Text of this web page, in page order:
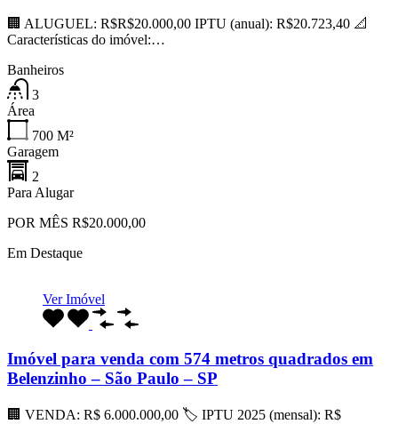
🏢 ALUGUEL: R$R$20.000,00 IPTU (anual): R$20.723,40 📐
Características do imóvel:…
Banheiros
3
Área
700 M²
Garagem
2
Para Alugar
POR MÊS R$20.000,00
Em Destaque
Ver Imóvel
Imóvel para venda com 574 metros quadrados em
Belenzinho – São Paulo – SP
🏢 VENDA: R$ 6.000.000,00 🏷 IPTU 2025 (mensal): R$